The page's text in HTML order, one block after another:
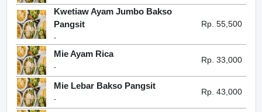
Kwetiaw Ayam Jumbo Bakso
Pangsit
-
Rp. 55,500
Mie Ayam Rica
-
Rp. 33,000
Mie Lebar Bakso Pangsit
-
Rp. 43,000